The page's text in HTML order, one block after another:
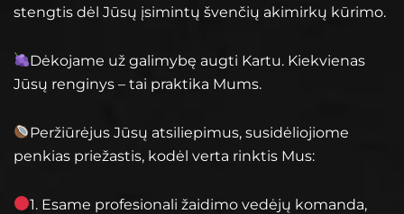
stengtis dėl Jūsų įsimintų švenčių akimirkų kūrimo.
Dėkojame už galimybę augti Kartu. Kiekvienas
Jūsų renginys – tai praktika Mums.
Peržiūrėjus Jūsų atsiliepimus, susidėliojiome
penkias priežastis, kodėl verta rinktis Mus:
1. Esame profesionali žaidimo vedėjų komanda,